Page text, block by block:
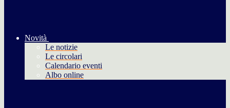
Novità
Le notizie
Le circolari
Calendario eventi
Albo online